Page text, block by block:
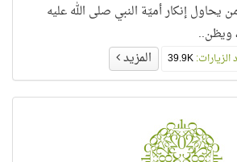
يحاول إنكار أميّة النبي صلى الله عليه
ويظن..
الزيارات:39.9K المزيد